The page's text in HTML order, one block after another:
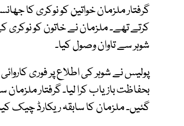
گرفتار ملزمان خواتین کو نوکری کا
کرتے تھے۔ ملزمان نے خاتون کو نوکری
شوہر سے تاوان وصول کیا۔
پولیس نے شوہر کی اطلاع پر فوری
بحفاظت بازیاب کرا لیا۔ گرفتار
گئیں۔ ملزمان کا سابقہ ریکارڈ چیک